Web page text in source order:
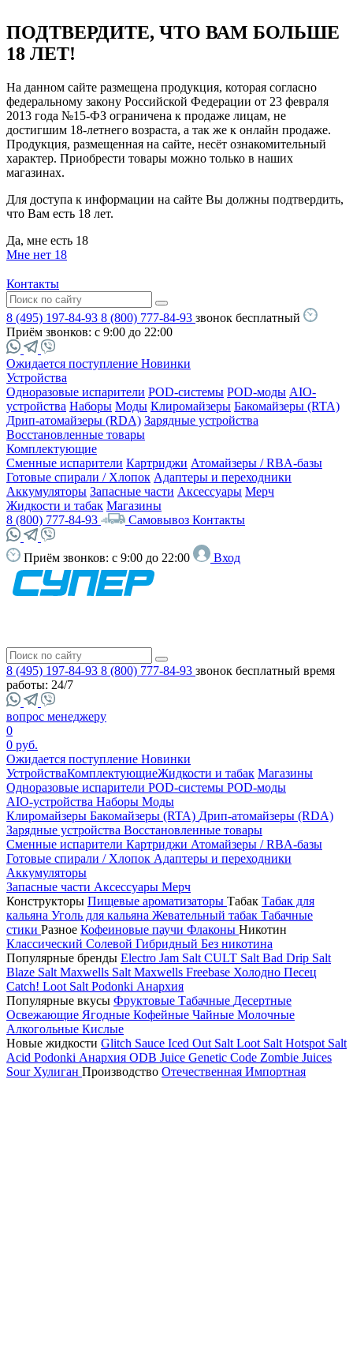
ПОДТВЕРДИТЕ, ЧТО ВАМ БОЛЬШЕ
18 ЛЕТ!
На данном сайте размещена продукция, которая согласно
федеральному закону Российской Федерации от 23 февраля
2013 года №15-ФЗ ограничена к продаже лицам, не
достигшим 18-летнего возраста, а так же к онлайн продаже.
Продукция, размещенная на сайте, несёт ознакомительный
характер. Приобрести товары можно только в наших
магазинах.
Для доступа к информации на сайте Вы должны подтвердить,
что Вам есть 18 лет.
Да, мне есть 18
Мне нет 18
Контакты
8 (495) 197-84-93 8 (800) 777-84-93 звонок бесплатный
Приём звонков: с 9:00 до 22:00
Ожидается поступление Новинки
Устройства
Одноразовые испарители POD-системы POD-моды AIO-
устройства Наборы Моды Клиромайзеры Бакомайзеры (RTA)
Дрип-атомайзеры (RDA) Зарядные устройства
Восстановленные товары
Комплектующие
Сменные испарители Картриджи Атомайзеры / RBA-базы
Готовые спирали / Хлопок Адаптеры и переходники
Аккумуляторы Запасные части Аксессуары Мерч
Жидкости и табак Магазины
8 (800) 777-84-93
Самовывоз Контакты
Приём звонков: с 9:00 до 22:00 Вход
8 (495) 197-84-93 8 (800) 777-84-93 звонок бесплатный время
работы: 24/7
вопрос менеджеру
0
0 руб.
Ожидается поступление Новинки
УстройстваКомплектующиеЖидкости и табак Магазины
Одноразовые испарители POD-системы POD-моды
AIO-устройства Наборы Моды
Клиромайзеры Бакомайзеры (RTA) Дрип-атомайзеры (RDA)
Зарядные устройства Восстановленные товары
Сменные испарители Картриджи Атомайзеры / RBA-базы
Готовые спирали / Хлопок Адаптеры и переходники
Аккумуляторы
Запасные части Аксессуары Мерч
Конструкторы Пищевые ароматизаторы Табак Табак для
кальяна Уголь для кальяна Жевательный табак Табачные
стики Разное Кофеиновые паучи Флаконы Никотин
Классический Солевой Гибридный Без никотина
Популярные бренды Electro Jam Salt CULT Salt Bad Drip Salt
Blaze Salt Maxwells Salt Maxwells Freebase Холодно Песец
Catch! Loot Salt Podonki Анархия
Популярные вкусы Фруктовые Табачные Десертные
Освежающие Ягодные Кофейные Чайные Молочные
Алкогольные Кислые
Новые жидкости Glitch Sauce Iced Out Salt Loot Salt Hotspot Salt
Acid Podonki Анархия ODB Juice Genetic Code Zombie Juices
Sour Хулиган Производство Отечественная Импортная